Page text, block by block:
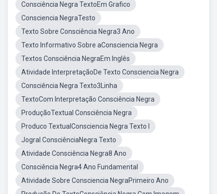
Consciência Negra TextoEm Grafico
Consciencia NegraTesto
Texto Sobre Consciência Negra3 Ano
Texto Informativo Sobre aConsciencia Negra
Textos Consciência NegraEm Inglês
Atividade InterpretaçãoDe Texto Consciencia Negra
Consciência Negra Texto3Linha
TextoCom Interpretação Consciência Negra
ProduçãoTextual Consciência Negra
Produco TextualConsciencia Negra Texto I
Jogral ConsciênciaNegra Texto
Atividade Consciência Negra8 Ano
Consciência Negra4 Ano Fundamental
Atividade Sobre Consciencia NegraPrimeiro Ano